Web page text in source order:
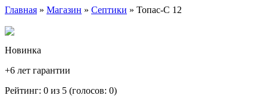
Главная » Магазин » Септики » Топас-С 12
Новинка
+6 лет гарантии
Рейтинг: 0 из 5 (голосов: 0)